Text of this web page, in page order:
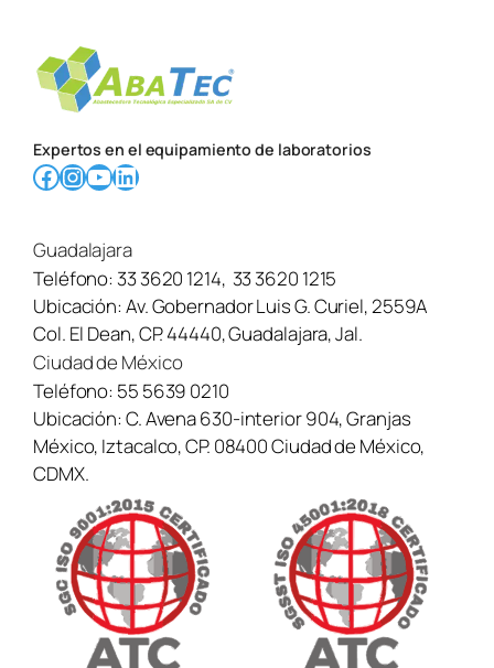
Expertos en el equipamiento de laboratorios
Facebook InstagramYouTube LinkedIn
Guadalajara
Teléfono:33 3620 1214, 33 3620 1215
Ubicación:Av. Gobernador Luis G. Curiel, 2559A
Col. El Dean, CP. 44440, Guadalajara, Jal.
Ciudad de México
Teléfono: 55 5639 0210
Ubicación:C. Avena 630-interior 904, Granjas
México, Iztacalco, CP. 08400 Ciudad de México,
CDMX.